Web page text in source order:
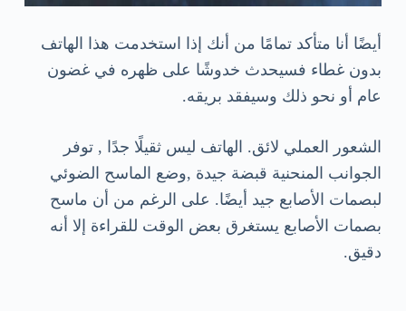
أيضًا أنا متأكد تمامًا من أنك إذا استخدمت هذا الهاتف
بدون غطاء فسيحدث خدوشًا على ظهره في غضون
عام أو نحو ذلك وسيفقد بريقه.
الشعور العملي لائق. الهاتف ليس ثقيلًا جدًا , توفر
الجوانب المنحنية قبضة جيدة ,وضع الماسح الضوئي
لبصمات الأصابع جيد أيضًا. على الرغم من أن ماسح
بصمات الأصابع يستغرق بعض الوقت للقراءة إلا أنه
دقيق.